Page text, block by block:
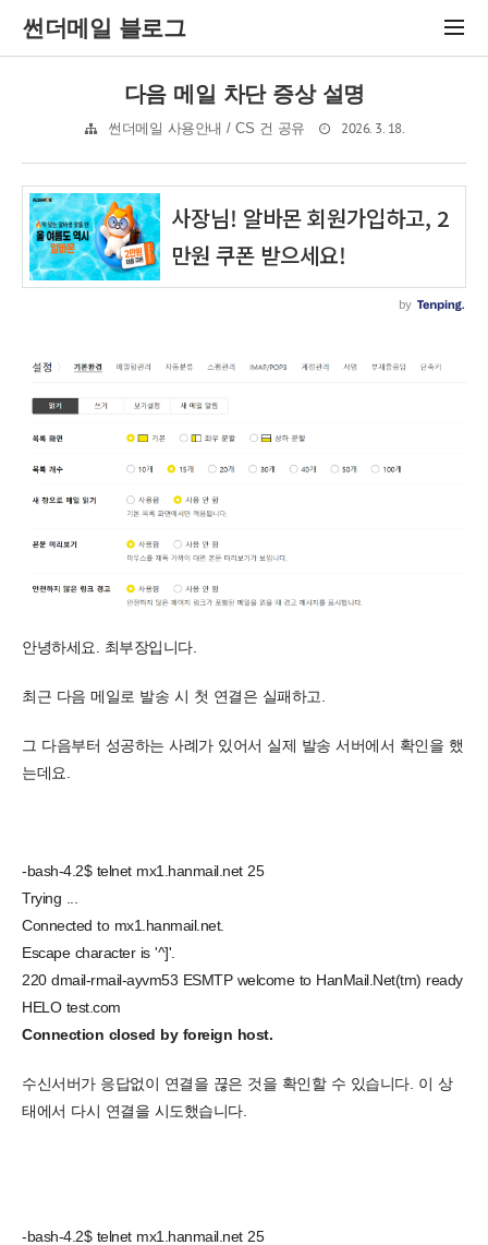
썬더메일 블로그
다음 메일 차단 증상 설명
썬더메일 사용안내 / CS 건 공유 2026. 3. 18.
안녕하세요. 최부장입니다.
최근 다음 메일로 발송 시 첫 연결은 실패하고.
그 다음부터 성공하는 사례가 있어서 실제 발송 서버에서 확인을 했
는데요.
-bash-4.2$ telnet mx1.hanmail.net 25
Trying ...
Connected to mx1.hanmail.net.
Escape character is '^]'.
220 dmail-rmail-ayvm53 ESMTP welcome to HanMail.Net(tm) ready
HELO test.com
Connection closed by foreign host.
수신서버가 응답없이 연결을 끊은 것을 확인할 수 있습니다. 이 상
태에서 다시 연결을 시도했습니다.
-bash-4.2$ telnet mx1.hanmail.net 25